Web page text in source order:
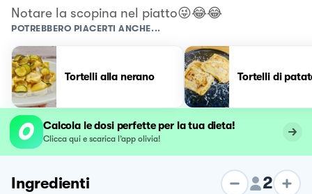
Notare la scopina nel piatto😜😂😂
POTREBBERO PIACERTI ANCHE...
Tortelli alla nerano Tortelli di
Calcola le dosi perfette per la tua dieta!
Clicca qui e scarica l’app olivia!
Ingredienti 2